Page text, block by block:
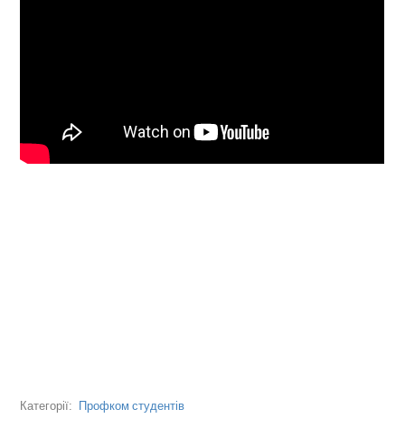
Категорії: Профком студентів